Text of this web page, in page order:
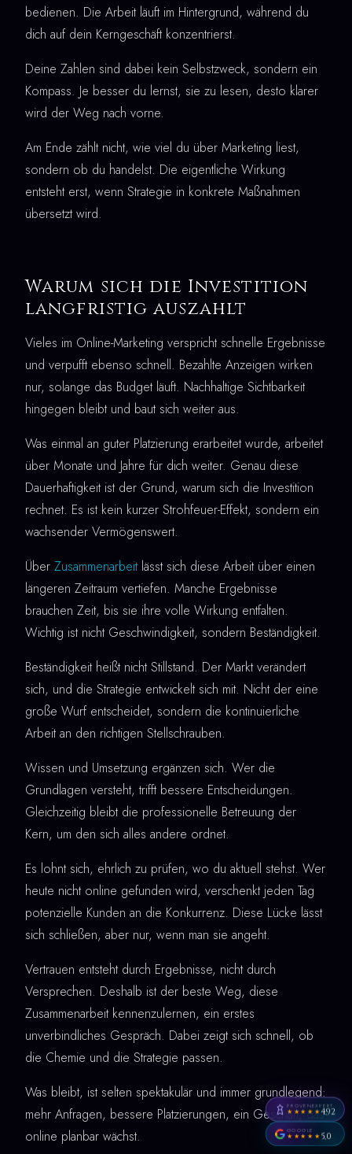
bedienen. Die Arbeit läuft im Hintergrund, während du
dich auf dein Kerngeschäft konzentrierst.
Deine Zahlen sind dabei kein Selbstzweck, sondern ein
Kompass. Je besser du lernst, sie zu lesen, desto klarer
wird der Weg nach vorne.
Am Ende zählt nicht, wie viel du über Marketing liest,
sondern ob du handelst. Die eigentliche Wirkung
entsteht erst, wenn Strategie in konkrete Maßnahmen
übersetzt wird.
Warum sich die Investition
langfristig auszahlt
Vieles im Online-Marketing verspricht schnelle Ergebnisse
und verpufft ebenso schnell. Bezahlte Anzeigen wirken
nur, solange das Budget läuft. Nachhaltige Sichtbarkeit
hingegen bleibt und baut sich weiter aus.
Was einmal an guter Platzierung erarbeitet wurde, arbeitet
über Monate und Jahre für dich weiter. Genau diese
Dauerhaftigkeit ist der Grund, warum sich die Investition
rechnet. Es ist kein kurzer Strohfeuer-Effekt, sondern ein
wachsender Vermögenswert.
Über Zusammenarbeit lässt sich diese Arbeit über einen
längeren Zeitraum vertiefen. Manche Ergebnisse
brauchen Zeit, bis sie ihre volle Wirkung entfalten.
Wichtig ist nicht Geschwindigkeit, sondern Beständigkeit.
Beständigkeit heißt nicht Stillstand. Der Markt verändert
sich, und die Strategie entwickelt sich mit. Nicht der eine
große Wurf entscheidet, sondern die kontinuierliche
Arbeit an den richtigen Stellschrauben.
Wissen und Umsetzung ergänzen sich. Wer die
Grundlagen versteht, trifft bessere Entscheidungen.
Gleichzeitig bleibt die professionelle Betreuung der
Kern, um den sich alles andere ordnet.
Es lohnt sich, ehrlich zu prüfen, wo du aktuell stehst. Wer
heute nicht online gefunden wird, verschenkt jeden Tag
potenzielle Kunden an die Konkurrenz. Diese Lücke lässt
sich schließen, aber nur, wenn man sie angeht.
Vertrauen entsteht durch Ergebnisse, nicht durch
Versprechen. Deshalb ist der beste Weg, diese
Zusammenarbeit kennenzulernen, ein erstes
unverbindliches Gespräch. Dabei zeigt sich schnell, ob
die Chemie und die Strategie passen.
Was bleibt, ist selten spektakulär und immer grundlegend:
mehr Anfragen, bessere Platzierungen, ein Geschäft, das
online planbar wächst.
PROVENEXPERT
★★★★★4,92
GOOGLE
★★★★★5,0